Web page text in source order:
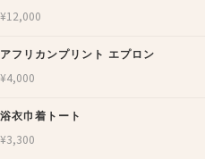
¥12,000
アフリカンプリント エプロン
¥4,000
浴衣巾着トート
¥3,300